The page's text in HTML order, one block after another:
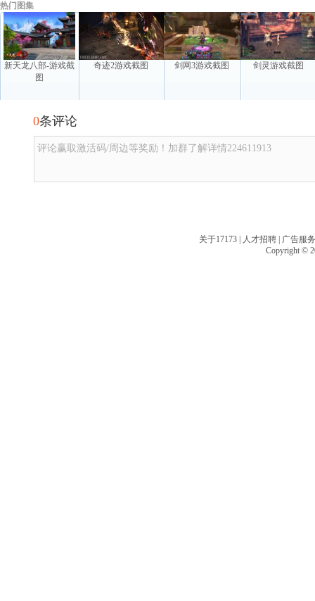
热门图集
新天龙八部-游戏截
图
奇迹2游戏截图 剑网3游戏截图 剑灵游戏截图
0条评论
评论赢取激活码/周边等奖励！加群了解详情224611913
关于17173 | 人才招聘 | 广告服务
Copyright ©